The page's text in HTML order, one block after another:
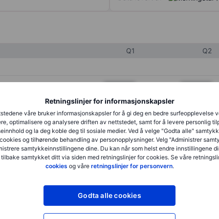
Retningslinjer for informasjonskapsler
våre bruker informasjonskapsler for å gi deg en bedre surfeopplevelse
optimalisere og analysere driften av nettstedet, samt for å levere personlig
og la deg koble deg til sosiale medier. Ved å velge "Godta alle"
og tilhørende behandling av personopplysninger. Velg "Administrer
samtykkeinnstillingene dine. Du kan når som helst endre innstillingene
samtykket ditt via siden med retningslinjer for cookies. Se våre
cookies og våre retningslinjer for personvern.
Godta alle cookies
Q1 Q2
XXXXXXX XXXXXXX
XXXXXXX
XXXXXXX XXXXXXX
XXXXXXX XXXXXXX
XXXXXXX
XXXXXXX